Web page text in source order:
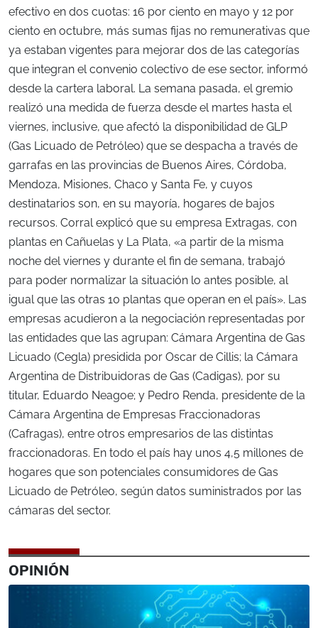
efectivo en dos cuotas: 16 por ciento en mayo y 12 por
ciento en octubre, más sumas fijas no remunerativas que
ya estaban vigentes para mejorar dos de las categorías
que integran el convenio colectivo de ese sector, informó
desde la cartera laboral. La semana pasada, el gremio
realizó una medida de fuerza desde el martes hasta el
viernes, inclusive, que afectó la disponibilidad de GLP
(Gas Licuado de Petróleo) que se despacha a través de
garrafas en las provincias de Buenos Aires, Córdoba,
Mendoza, Misiones, Chaco y Santa Fe, y cuyos
destinatarios son, en su mayoría, hogares de bajos
recursos. Corral explicó que su empresa Extragas, con
plantas en Cañuelas y La Plata, «a partir de la misma
noche del viernes y durante el fin de semana, trabajó
para poder normalizar la situación lo antes posible, al
igual que las otras 10 plantas que operan en el país». Las
empresas acudieron a la negociación representadas por
las entidades que las agrupan: Cámara Argentina de Gas
Licuado (Cegla) presidida por Oscar de Cillis; la Cámara
Argentina de Distribuidoras de Gas (Cadigas), por su
titular, Eduardo Neagoe; y Pedro Renda, presidente de la
Cámara Argentina de Empresas Fraccionadoras
(Cafragas), entre otros empresarios de las distintas
fraccionadoras. En todo el país hay unos 4,5 millones de
hogares que son potenciales consumidores de Gas
Licuado de Petróleo, según datos suministrados por las
cámaras del sector.
OPINIÓN